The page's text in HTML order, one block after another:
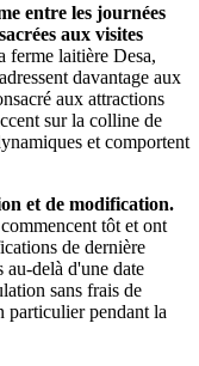
entre les journées
aux visites
ferme laitière Desa,
davantage aux
aux attractions
sur la colline de
et comportent
et de modification.
tôt et ont
de dernière
au-delà d'une date
sans frais de
particulier pendant la